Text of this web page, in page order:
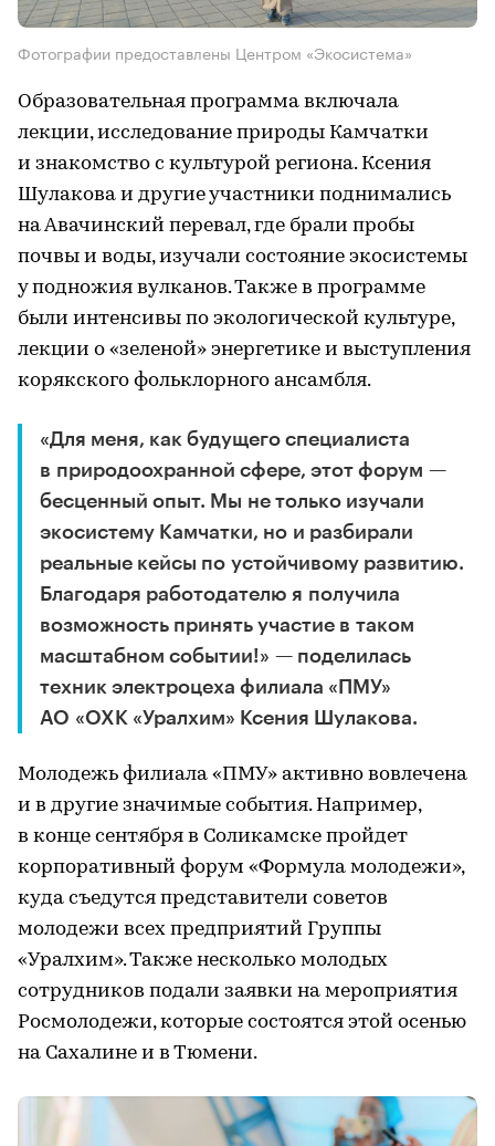
Фотографии предоставлены Центром «Экосистема»
Образовательная программа включала
лекции, исследование природы Камчатки
и знакомство с культурой региона. Ксения
Шулакова и другие участники поднимались
на Авачинский перевал, где брали пробы
почвы и воды, изучали состояние экосистемы
у подножия вулканов. Также в программе
были интенсивы по экологической культуре,
лекции о «зеленой» энергетике и выступления
корякского фольклорного ансамбля.
«Для меня, как будущего специалиста
в природоохранной сфере, этот форум —
бесценный опыт. Мы не только изучали
экосистему Камчатки, но и разбирали
реальные кейсы по устойчивому развитию.
Благодаря работодателю я получила
возможность принять участие в таком
масштабном событии!» — поделилась
техник электроцеха филиала «ПМУ»
АО «ОХК «Уралхим» Ксения Шулакова.
Молодежь филиала «ПМУ» активно вовлечена
и в другие значимые события. Например,
в конце сентября в Соликамске пройдет
корпоративный форум «Формула молодежи»,
куда съедутся представители советов
молодежи всех предприятий Группы
«Уралхим». Также несколько молодых
сотрудников подали заявки на мероприятия
Росмолодежи, которые состоятся этой осенью
на Сахалине и в Тюмени.